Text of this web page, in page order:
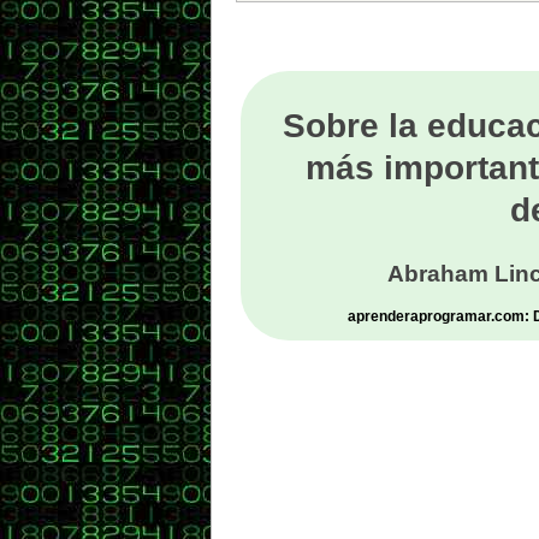
/**
*
*
*/
{
Sobre la
más
Abraham
aprenderaprogramar.com: